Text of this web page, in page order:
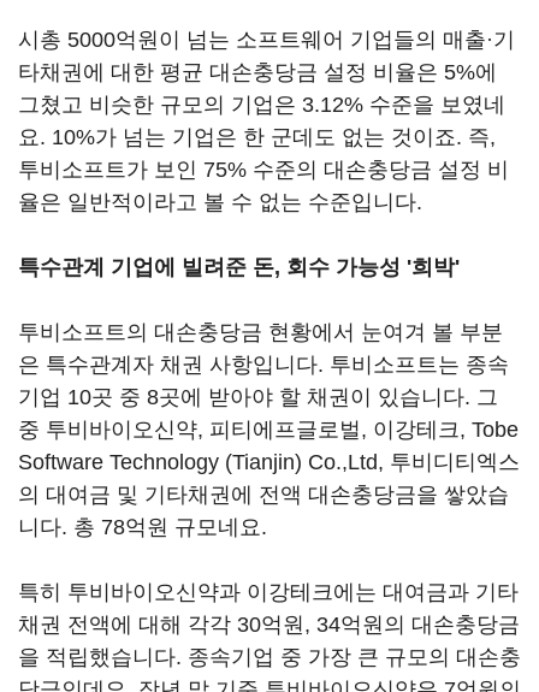
시총 5000억원이 넘는 소프트웨어 기업들의 매출·기
타채권에 대한 평균 대손충당금 설정 비율은 5%에
그쳤고 비슷한 규모의 기업은 3.12% 수준을 보였네
요. 10%가 넘는 기업은 한 군데도 없는 것이죠. 즉,
투비소프트가 보인 75% 수준의 대손충당금 설정 비
율은 일반적이라고 볼 수 없는 수준입니다.
특수관계 기업에 빌려준 돈, 회수 가능성 '희박'
투비소프트의 대손충당금 현황에서 눈여겨 볼 부분
은 특수관계자 채권 사항입니다. 투비소프트는 종속
기업 10곳 중 8곳에 받아야 할 채권이 있습니다. 그
중 투비바이오신약, 피티에프글로벌, 이강테크, Tobe
Software Technology (Tianjin) Co.,Ltd, 투비디티엑스
의 대여금 및 기타채권에 전액 대손충당금을 쌓았습
니다. 총 78억원 규모네요.
특히 투비바이오신약과 이강테크에는 대여금과 기타
채권 전액에 대해 각각 30억원, 34억원의 대손충당금
을 적립했습니다. 종속기업 중 가장 큰 규모의 대손충